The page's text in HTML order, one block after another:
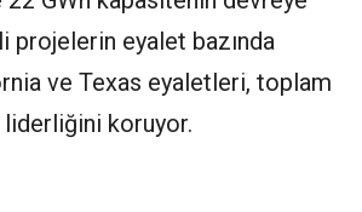
projelerin eyalet bazında
ve Texas eyaletleri, toplam
liderliğini koruyor.